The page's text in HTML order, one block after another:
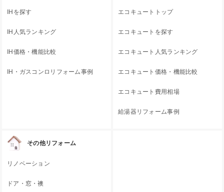
IHを探す
IH人気ランキング
IH価格・機能比較
IH・ガスコンロリフォーム事例
エコキュートトップ
エコキュートを探す
エコキュート人気ランキング
エコキュート価格・機能比較
エコキュート費用相場
給湯器リフォーム事例
その他リフォーム
リノベーション
ドア・窓・襖